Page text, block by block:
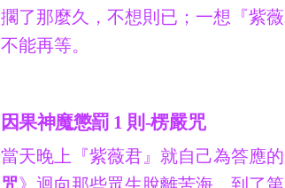
擱了那麼久，不想則已；一想『紫
不能再等。
因果神魔懲罰 1 則-楞嚴咒
當天晚上『紫薇君』就自己為答應